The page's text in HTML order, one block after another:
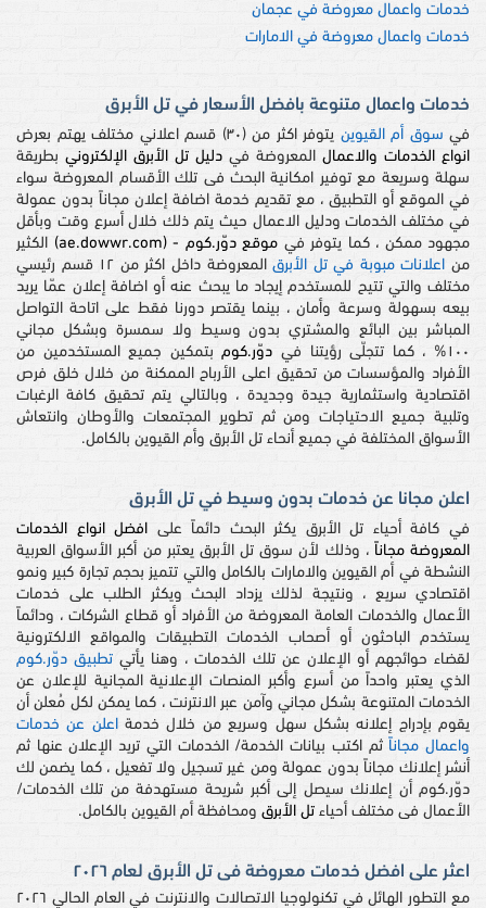
خدمات واعمال معروضة في عجمان
خدمات واعمال معروضة في الامارات
خدمات واعمال متنوعة بافضل الأسعار في تل الأبرق
في سوق أم القيوين يتوفر اكثر من (٣٠) قسم اعلاني مختلف يهتم بعرض
انواع الخدمات والاعمال المعروضة في دليل تل الأبرق الإلكتروني بطريقة
سهلة وسريعة مع توفير امكانية البحث فى تلك الأقسام المعروضة سواء
في الموقع أو التطبيق ، مع تقديم خدمة اضافة إعلان مجاناً بدون عمولة
في مختلف الخدمات ودليل الاعمال حيث يتم ذلك خلال أسرع وقت وبأقل
مجهود ممكن ، كما يتوفر في موقع دوّر.كوم - (ae.dowwr.com)
الكثير
من
اعلانات مبوبة في تل الأبرق
المعروضة داخل اكثر من ١٢ قسم رئيسي
مختلف والتي تتيح للمستخدم إيجاد ما يبحث عنه أو اضافة إعلان عمّا يريد
بيعه بسهولة وسرعة وأمان ، بينما يقتصر دورنا فقط على اتاحة التواصل
المباشر بين البائع والمشتري بدون وسيط ولا سمسرة وبشكل مجاني
١٠٠% ، كما تتجلّى رؤيتنا في
دوّر.كومبتمكين جميع المستخدمين من
الأفراد والمؤسسات من تحقيق اعلى الأرباح الممكنة من خلال خلق فرص
اقتصادية واستثمارية جيدة وجديدة ، وبالتالي يتم تحقيق كافة الرغبات
وتلبية جميع الاحتياجات ومن ثم تطوير المجتمعات والأوطان وانتعاش
الأسواق المختلفة في جميع أنحاء تل الأبرق وأم القيوين بالكامل.
اعلن مجانا عن خدمات بدون وسيط في تل الأبرق
في كافة أحياء تل الأبرق يكثر البحث دائماً على
افضل انواع الخدمات
المعروضة مجاناً ، وذلك لأن سوق تل الأبرق يعتبر من أكبر الأسواق العربية
النشطة في أم القيوين والامارات بالكامل والتي تتميز بحجم تجارة كبير ونمو
اقتصادي سريع ، ونتيجة لذلك يزداد البحث ويكثر الطلب على خدمات
الأعمال والخدمات العامة المعروضة من الأفراد أو قطاع الشركات ، ودائماً
يستخدم الباحثون أو أصحاب الخدمات التطبيقات والمواقع الالكترونية
لقضاء حوائجهم أو الإعلان عن تلك الخدمات ، وهنا يأتي تطبيق دوّر.كوم
الذي يعتبر واحداً من أسرع وأكبر المنصات الإعلانية المجانية للإعلان عن
الخدمات المتنوعة بشكل مجاني وآمن عبر الانترنت ، كما يمكن لكل مُعلن أن
يقوم بإدراج إعلانه بشكل سهل وسريع من خلال خدمة
اعلن عن خدمات
واعمال مجاناً ثم اكتب بيانات الخدمة/ الخدمات التي تريد الإعلان عنها ثم
أنشر إعلانك مجاناً بدون عمولة ومن غير تسجيل ولا تفعيل ، كما يضمن لك
دوّر.كوم أن إعلانك سيصل إلى أكبر شريحة مستهدفة من تلك الخدمات/
الأعمال فى مختلف أحياء تل الأبرق ومحافظة أم القيوين بالكامل.
اعثر على افضل خدمات معروضة فى تل الأبرق لعام ٢٠٢٦
مع التطور الهائل في تكنولوجيا الاتصالات والانترنت في العام الحالي ٢٠٢٦